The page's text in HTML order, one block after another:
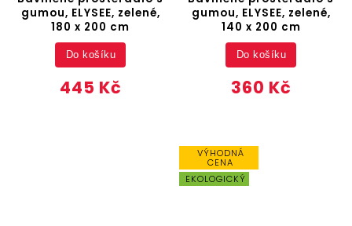
gumou, ELYSEE, zelené,
180 x 200 cm
445 Kč
Do košíku
gumou, ELYSEE, zelené,
140 x 200 cm
360 Kč
Do košíku
VÝHODNÁ
CENA
EKOLOGICKÝ